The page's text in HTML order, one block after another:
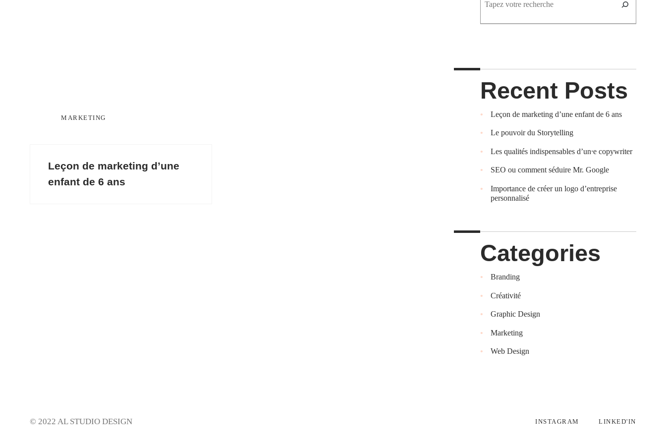
MARKETING
Leçon de marketing d’une
enfant de 6 ans
Recent Posts
Leçon de marketing d’une enfant de 6 ans
Le pouvoir du Storytelling
Les qualités indispensables d’un⸱e copywriter
SEO ou comment séduire Mr. Google
Importance de créer un logo d’entreprise
personnalisé
Categories
Branding
Créativité
Graphic Design
Marketing
Web Design
© 2022 AL STUDIO DESIGN INSTAGRAM LINKED'IN